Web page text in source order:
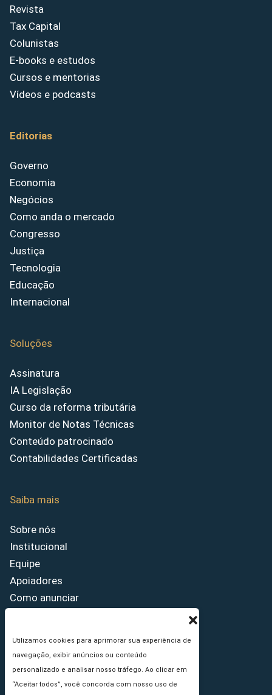
Utilizamos cookies para aprimorar sua experiência de
navegação, exibir anúncios ou conteúdo
personalizado e analisar nosso tráfego. Ao clicar em
“Aceitar todos”, você concorda com nosso uso de
Revista
Tax Capital
Colunistas
E-books e estudos
Cursos e mentorias
Vídeos e podcasts
Editorias
Governo
Economia
Negócios
Como anda o mercado
Congresso
Justiça
Tecnologia
Educação
Internacional
Soluções
Assinatura
IA Legislação
Curso da reforma tributária
Monitor de Notas Técnicas
Conteúdo patrocinado
Contabilidades Certificadas
Saiba mais
Sobre nós
Institucional
Equipe
Apoiadores
Como anunciar
Princípios Editoriais